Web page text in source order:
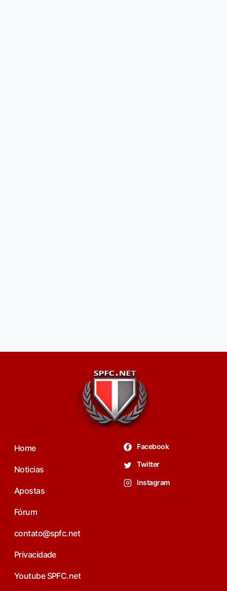
Home
Noticias
Apostas
Fórum
contato@spfc.net
Privacidade
Youtube SPFC.net
Facebook
Twitter
Instagram